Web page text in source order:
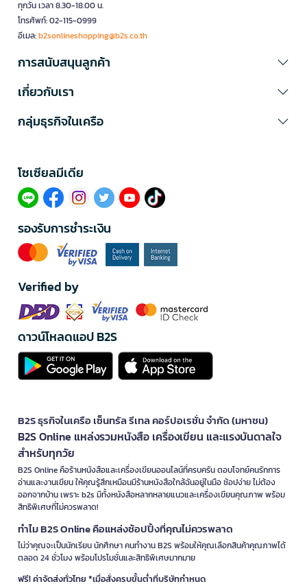
ทุกวัน เวลา 8.30-18.00 น.
โทรศัพท์: 02-115-0999
อีเมล:b2sonlineshopping@b2s.co.th
การสนับสนุนลูกค้า
เกี่ยวกับเรา
กลุ่มธุรกิจในเครือ
โซเซียลมีเดีย​
รองรับการชำระเงิน
Verified by
ดาวน์โหลดแอป B2S
B2S ธุรกิจในเครือ เซ็นทรัล รีเทล คอร์ปอเรชั่น จำกัด (มหาชน)
B2S Online แหล่งรวมหนังสือ เครื่องเขียน และแรงบันดาลใจ
สำหรับทุกวัย
B2S Online คือร้านหนังสือและเครื่องเขียนออนไลน์ที่ครบครัน ตอบโจทย์คนรักการ
อ่านและงานเขียน ให้คุณรู้สึกเหมือนมีร้านหนังสือใกล้ฉันอยู่ในมือ ช้อปง่าย ไม่ต้อง
ออกจากบ้าน เพราะ b2s มีทั้งหนังสือหลากหลายแนวและเครื่องเขียนคุณภาพ พร้อม
สิทธิพิเศษที่ไม่ควรพลาด!
ทำไม B2S Online คือแหล่งช้อปปิ้งที่คุณไม่ควรพลาด
ไม่ว่าคุณจะเป็นนักเรียน นักศึกษา คนทำงาน B2S พร้อมให้คุณเลือกสินค้าคุณภาพได้
ตลอด 24 ชั่วโมง พร้อมโปรโมชั่นและสิทธิพิเศษมากมาย
ฟรี! ค่าจัดส่งทั่วไทย *เมื่อสั่งครบขั้นต่ำที่บริษัทกำหนด